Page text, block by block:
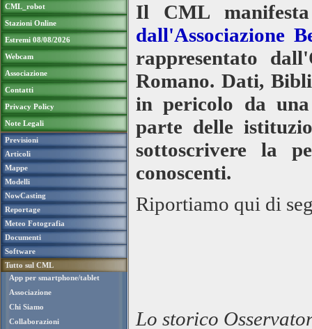
CML_robot
Stazioni Online
Estremi 08/08/2026
Webcam
Associazione
Contatti
Privacy Policy
Note Legali
Previsioni
Articoli
Mappe
Modelli
NowCasting
Reportage
Meteo Fotografia
Documenti
Software
Tutto sul CML
App per smartphone/tablet
Associazione
Chi Siamo
Collaborazioni
Il CML
dall'Associazione
rappresentato
Romano. Dati,
in pericolo da una
parte delle
sottoscrivere la
conoscenti.
Riportiamo qui di
Lo storico